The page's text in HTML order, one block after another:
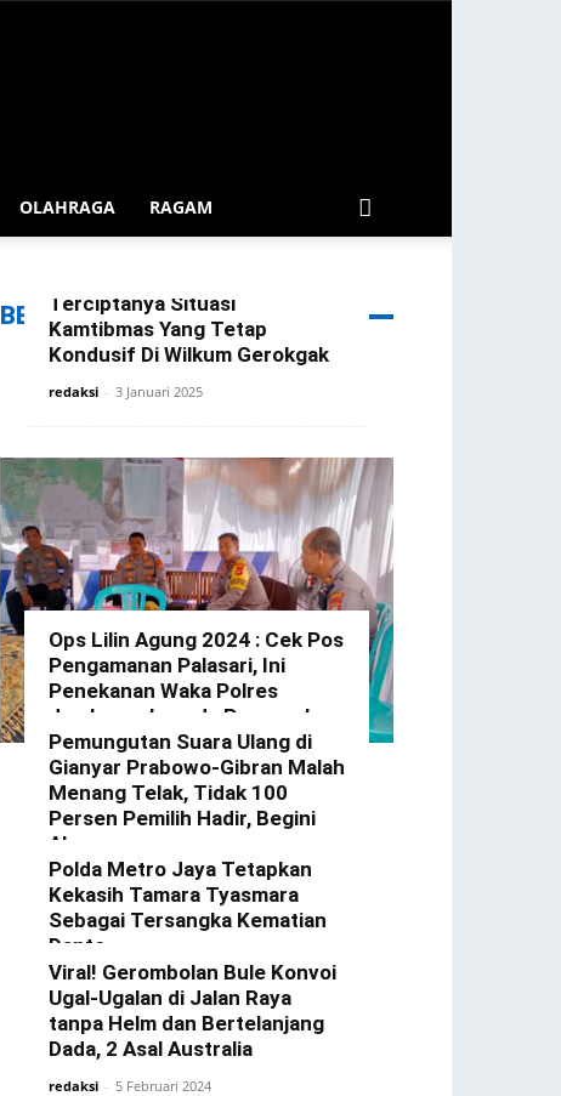
OLAHRAGA RAGAM
BERITA TERBARU
Terciptanya Situasi
Kamtibmas Yang Tetap
Kondusif Di Wilkum Gerokgak
redaksi - 3 Januari 2025
Ops Lilin Agung 2024 : Cek Pos
Pengamanan Palasari, Ini
Penekanan Waka Polres
Jembrana kepada Personel
Yang Bertugas
redaksi - 23 Desember 2024
Pemungutan Suara Ulang di
Gianyar Prabowo-Gibran Malah
Menang Telak, Tidak 100
Persen Pemilih Hadir, Begini
Alasannya
redaksi - 22 Februari 2024
Polda Metro Jaya Tetapkan
Kekasih Tamara Tyasmara
Sebagai Tersangka Kematian
Dante
redaksi - 12 Februari 2024
Viral! Gerombolan Bule Konvoi
Ugal-Ugalan di Jalan Raya
tanpa Helm dan Bertelanjang
Dada, 2 Asal Australia
redaksi - 5 Februari 2024